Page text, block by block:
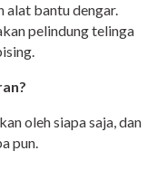
alat bantu dengar.
pelindung telinga
oleh siapa saja, dan
pun.